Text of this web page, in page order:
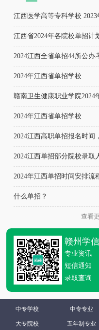
江西医学高等专科学校
江西省2024年各院校单招计
2024江西全省单招44所公办
2024年江西省单招学校
赣南卫生健康职业学院2024
2024年江西省单招学校
2024江西高职单招报名时间
2024江西单招部分院校录取
2024年江西单招时间安排流
什么单招？
查看
赣州学
专业资讯
短信通知
录取查询
中专学校 中专专业
大专院校 五年制专业